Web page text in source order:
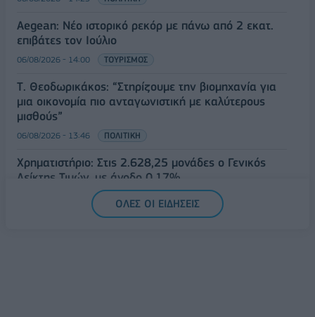
Aegean: Νέο ιστορικό ρεκόρ με πάνω από 2 εκατ.
επιβάτες τον Ιούλιο
06/08/2026 - 14:00 ΤΟΥΡΙΣΜΟΣ
Τ. Θεοδωρικάκος: “Στηρίζουμε την βιομηχανία για
μια οικονομία πιο ανταγωνιστική με καλύτερους
μισθούς”
06/08/2026 - 13:46 ΠΟΛΙΤΙΚΗ
Χρηματιστήριο: Στις 2.628,25 μονάδες ο Γενικός
Δείκτης Τιμών, με άνοδο 0,17%
ΟΛΕΣ ΟΙ ΕΙΔΗΣΕΙΣ